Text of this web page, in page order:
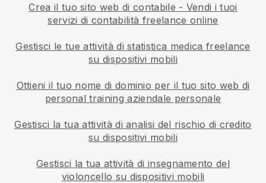
Crea il tuo sito web di contabile - Vendi i tuoi
servizi di contabilità freelance online
Gestisci le tue attività di statistica medica freelance
su dispositivi mobili
Ottieni il tuo nome di dominio per il tuo sito web di
personal training aziendale personale
Gestisci la tua attività di analisi del rischio di credito
su dispositivi mobili
Gestisci la tua attività di insegnamento del
violoncello su dispositivi mobili